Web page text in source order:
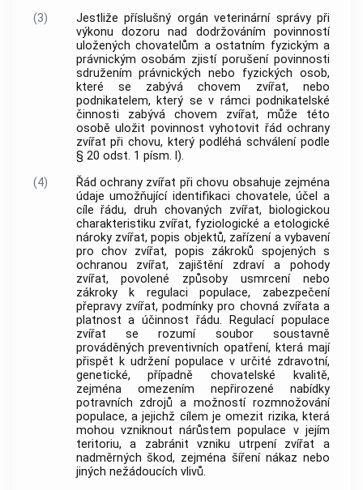
(3)
Jestliže příslušný orgán veterinární správy při
výkonu dozoru nad dodržováním povinností
uložených chovatelům a ostatním fyzickým a
právnickým osobám zjistí porušení povinnosti
sdružením právnických nebo fyzických osob,
které se zabývá chovem zvířat, nebo
podnikatelem, který se v rámci podnikatelské
činnosti zabývá chovem zvířat, může této
osobě uložit povinnost vyhotovit řád ochrany
zvířat při chovu, který podléhá schválení podle
§ 20 odst. 1 písm. l).
(4)
Řád ochrany zvířat při chovu obsahuje zejména
údaje umožňující identifikaci chovatele, účel a
cíle řádu, druh chovaných zvířat, biologickou
charakteristiku zvířat, fyziologické a etologické
nároky zvířat, popis objektů, zařízení a vybavení
pro chov zvířat, popis zákroků spojených s
ochranou zvířat, zajištění zdraví a pohody
zvířat, povolené způsoby usmrcení nebo
zákroky k regulaci populace, zabezpečení
přepravy zvířat, podmínky pro chovná zvířata a
platnost a účinnost řádu. Regulací populace
zvířat se rozumí soubor soustavně
prováděných preventivních opatření, která mají
přispět k udržení populace v určité zdravotní,
genetické, případně chovatelské kvalitě,
zejména omezením nepřirozené nabídky
potravních zdrojů a možností rozmnožování
populace, a jejichž cílem je omezit rizika, která
mohou vzniknout nárůstem populace v jejím
teritoriu, a zabránit vzniku utrpení zvířat a
nadměrných škod, zejména šíření nákaz nebo
jiných nežádoucích vlivů.